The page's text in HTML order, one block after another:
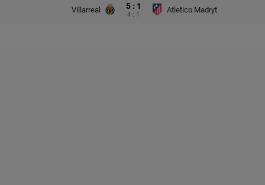
Villarreal 5 : 1
4 : 1
Atletico Madryt